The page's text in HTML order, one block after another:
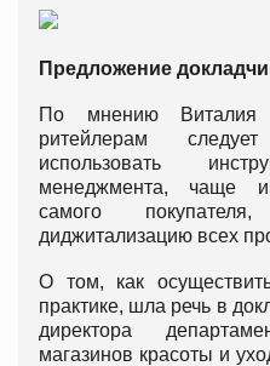
Предложение
По мнению Виталия
ритейлерам
использовать
менеджмента, чаще
самого
диджитализацию всех
О том, как
практике, шла речь в
директора
магазинов красоты и